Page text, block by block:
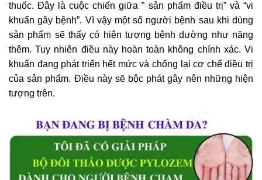
thuốc. Đây là cuộc chiến giữa ” sản phẩm điều trị” và “vi
khuẩn gây bệnh”. Vì vậy một số người bệnh sau khi dùng
sản phẩm sẽ thấy có hiện tượng bệnh dường như nặng
thêm. Tuy nhiên điều này hoàn toàn không chính xác. Vi
khuẩn đang phát triển hết mức và chống lại cơ chế điều trị
của sản phẩm. Điều này sẽ bộc phát gây nên những hiện
tượng trên.